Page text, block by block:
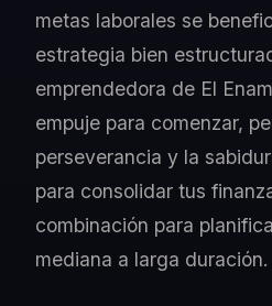
metas laborales se
estrategia bien
emprendedora de El
empuje para comenzar,
perseverancia y la
para consolidar tus
combinación para
mediana a larga duración.